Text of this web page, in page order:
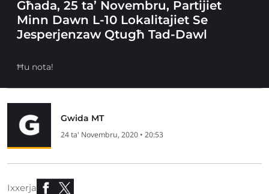
Għada, 25 ta’ Novembru, Partijiet
Minn Dawn L-10 Lokalitajiet Se
Jesperjenzaw Qtugħ Tad-Dawl
Ħu nota!
Gwida MT
24 ta' Novembru, 2020 • 20:53
Ixxerja